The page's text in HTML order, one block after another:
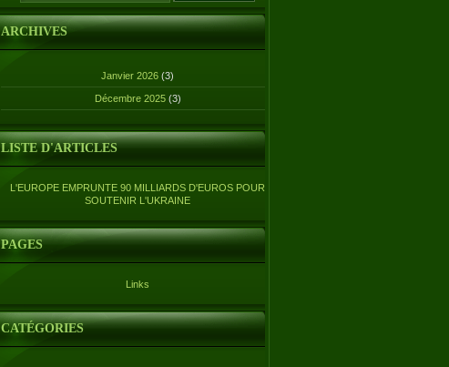
ARCHIVES
Janvier 2026 (3)
Décembre 2025 (3)
LISTE D'ARTICLES
L'EUROPE EMPRUNTE 90 MILLIARDS D'EUROS POUR
SOUTENIR L'UKRAINE
PAGES
Links
CATÉGORIES